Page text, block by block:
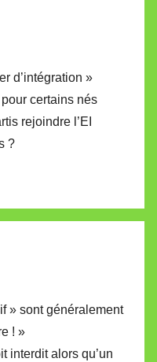
d’intégration »
certains nés
rejoindre l’EI
?
» sont généralement
! »
interdit alors qu’un